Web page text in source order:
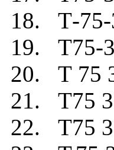
18. Т-75-
19. Т75-
20. Т 75
21. Т75
22. Т75